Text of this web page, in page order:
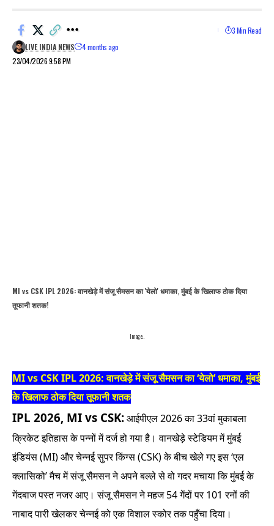
23/04/2026 9:58 PM
LIVE INDIA NEWS 4 months ago
3 Min Read
MI vs CSK IPL 2026: वानखेड़े में संजू सैमसन का 'येलो' धमाका, मुंबई के खिलाफ ठोक दिया
तूफानी शतक!
Image..
MI vs CSK IPL 2026: वानखेड़े में संजू सैमसन का ‘येलो’ धमाका, मुंबई
के खिलाफ ठोक दिया तूफानी शतक
IPL 2026, MI vs CSK:आईपीएल 2026 का 33वां मुकाबला
क्रिकेट इतिहास के पन्नों में दर्ज हो गया है। वानखेड़े स्टेडियम में मुंबई
इंडियंस (MI) और चेन्नई सुपर किंग्स (CSK) के बीच खेले गए इस ‘एल
क्लासिको’ मैच में संजू सैमसन ने अपने बल्ले से वो गदर मचाया कि मुंबई के
गेंदबाज पस्त नजर आए। संजू सैमसन ने महज 54 गेंदों पर 101 रनों की
नाबाद पारी खेलकर चेन्नई को एक विशाल स्कोर तक पहुँचा दिया।